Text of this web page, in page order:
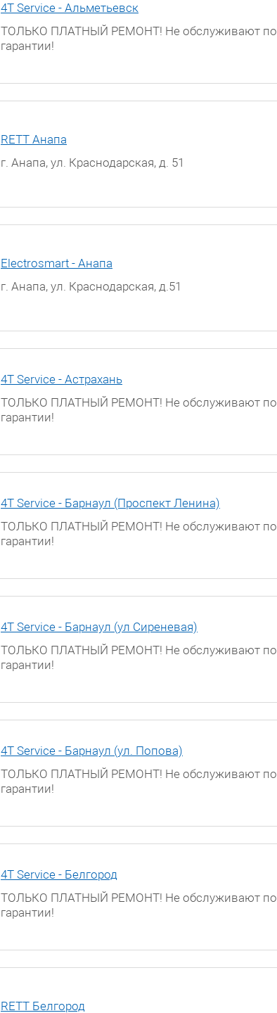
4T Service - Альметьевск
ТОЛЬКО ПЛАТНЫЙ РЕМОНТ! Не обслуживают по
гарантии!
RETT Анапа
г. Анапа, ул. Краснодарская, д. 51
Electrosmart - Анапа
г. Анапа, ул. Краснодарская, д.51
4T Service - Астрахань
ТОЛЬКО ПЛАТНЫЙ РЕМОНТ! Не обслуживают по
гарантии!
4T Service - Барнаул (Проспект Ленина)
ТОЛЬКО ПЛАТНЫЙ РЕМОНТ! Не обслуживают по
гарантии!
4T Service - Барнаул (ул Сиреневая)
ТОЛЬКО ПЛАТНЫЙ РЕМОНТ! Не обслуживают по
гарантии!
4T Service - Барнаул (ул. Попова)
ТОЛЬКО ПЛАТНЫЙ РЕМОНТ! Не обслуживают по
гарантии!
4T Service - Белгород
ТОЛЬКО ПЛАТНЫЙ РЕМОНТ! Не обслуживают по
гарантии!
RETT Белгород